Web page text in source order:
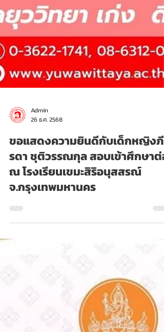
Admin
26 ธ.ค. 2568
ขอแสดงความยินดีกับเด็กหญิงภี
รดา ชุติวรรณกุล สอบเข้าศึกษาต่อ
ณ โรงเรียนเขมะสิริอนุสสรณ์